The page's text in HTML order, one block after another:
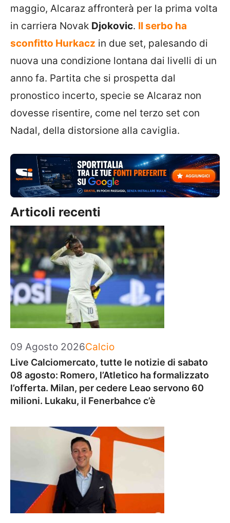
maggio, Alcaraz affronterà per la prima volta
in carriera Novak Djokovic. Il serbo ha
sconfitto Hurkacz in due set, palesando di
nuova una condizione lontana dai livelli di un
anno fa. Partita che si prospetta dal
pronostico incerto, specie se Alcaraz non
dovesse risentire, come nel terzo set con
Nadal, della distorsione alla caviglia.
Articoli recenti
09 Agosto 2026Categorie
Calcio
Live Calciomercato, tutte le notizie di sabato
08 agosto: Romero, l’Atletico ha formalizzato
l’offerta. Milan, per cedere Leao servono 60
milioni. Lukaku, il Fenerbahce c’è